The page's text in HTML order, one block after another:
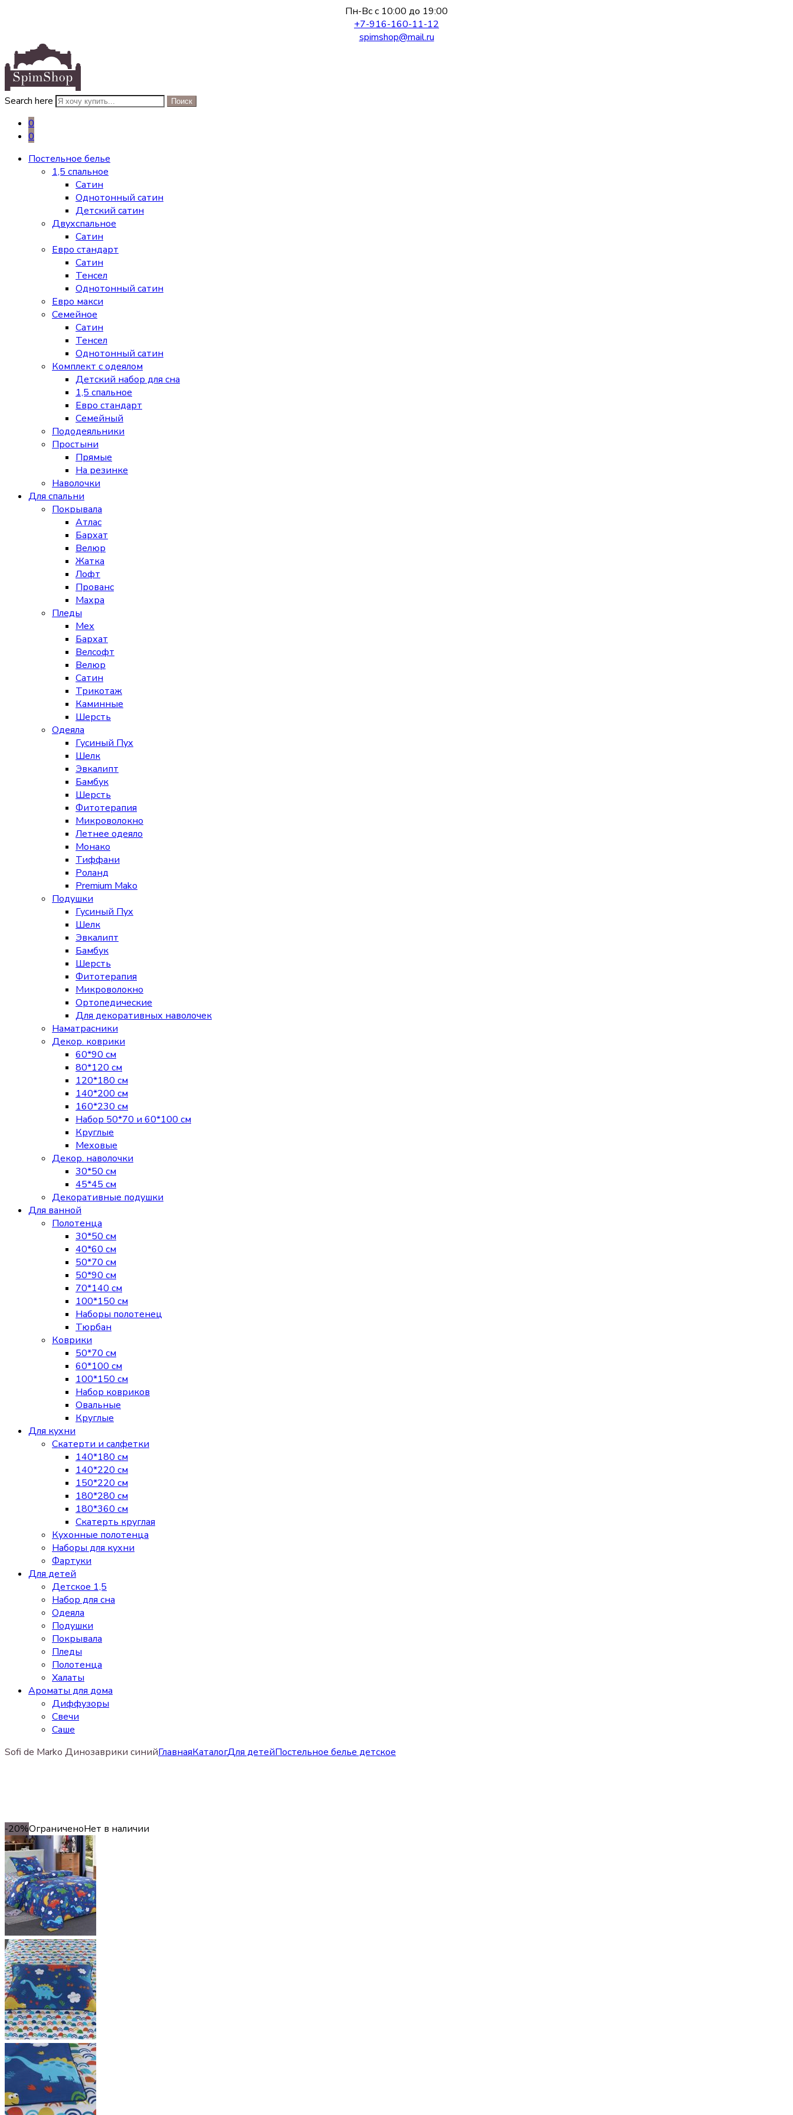
Пн-Вс с 10:00 до 19:00
+7-916-160-11-12
spimshop@mail.ru
Search here Поиск
0
0
Постельное белье
1,5 спальное
Сатин
Однотонный сатин
Детский сатин
Двухспальное
Сатин
Евро стандарт
Сатин
Тенсел
Однотонный сатин
Евро макси
Семейное
Сатин
Тенсел
Однотонный сатин
Комплект с одеялом
Детский набор для сна
1,5 спальное
Евро стандарт
Семейный
Пододеяльники
Простыни
Прямые
На резинке
Наволочки
Для спальни
Покрывала
Атлас
Бархат
Велюр
Жатка
Лофт
Прованс
Махра
Пледы
Мех
Бархат
Велсофт
Велюр
Сатин
Трикотаж
Каминные
Шерсть
Одеяла
Гусиный Пух
Шелк
Эвкалипт
Бамбук
Шерсть
Фитотерапия
Микроволокно
Летнее одеяло
Монако
Тиффани
Роланд
Premium Mako
Подушки
Гусиный Пух
Шелк
Эвкалипт
Бамбук
Шерсть
Фитотерапия
Микроволокно
Ортопедические
Для декоративных наволочек
Наматрасники
Декор. коврики
60*90 см
80*120 см
120*180 см
140*200 см
160*230 см
Набор 50*70 и 60*100 см
Круглые
Меховые
Декор. наволочки
30*50 см
45*45 см
Декоративные подушки
Для ванной
Полотенца
30*50 см
40*60 см
50*70 см
50*90 см
70*140 см
100*150 см
Наборы полотенец
Тюрбан
Коврики
50*70 см
60*100 см
100*150 см
Набор ковриков
Овальные
Круглые
Для кухни
Скатерти и салфетки
140*180 см
140*220 см
150*220 см
180*280 см
180*360 см
Скатерть круглая
Кухонные полотенца
Наборы для кухни
Фартуки
Для детей
Детское 1,5
Набор для сна
Одеяла
Подушки
Покрывала
Пледы
Полотенца
Халаты
Ароматы для дома
Диффузоры
Свечи
Cаше
Sofi de Marko Динозаврики синийГлавнаяКаталогДля детейПостельное белье детское
-20%ОграниченоНет в наличии